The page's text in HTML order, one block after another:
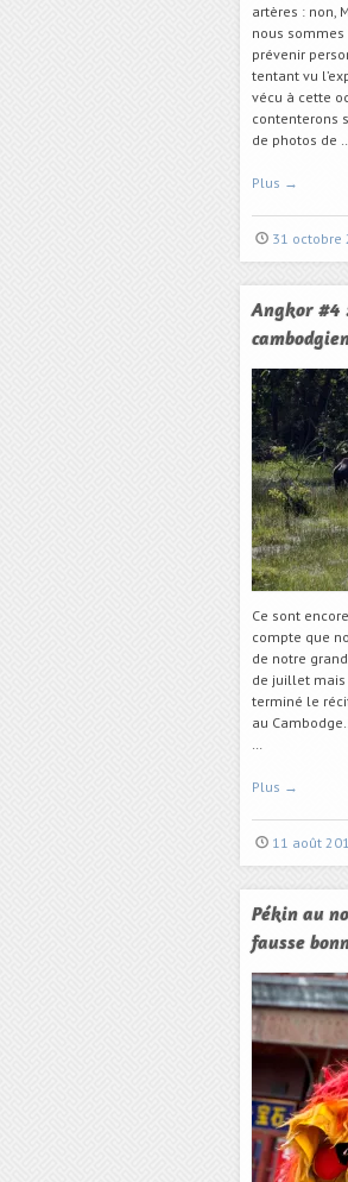
artères : non,
nous
prévenir
tentant vu
vécu à cette
contenterons
de photos de
Plus →
31 octobre
Angkor #4
Ce sont
compte que
de notre
de juillet mais
terminé le
au
…
Plus →
11 août
Pékin au
fausse